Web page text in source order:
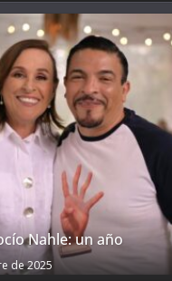
Nahle: un año
de 2025